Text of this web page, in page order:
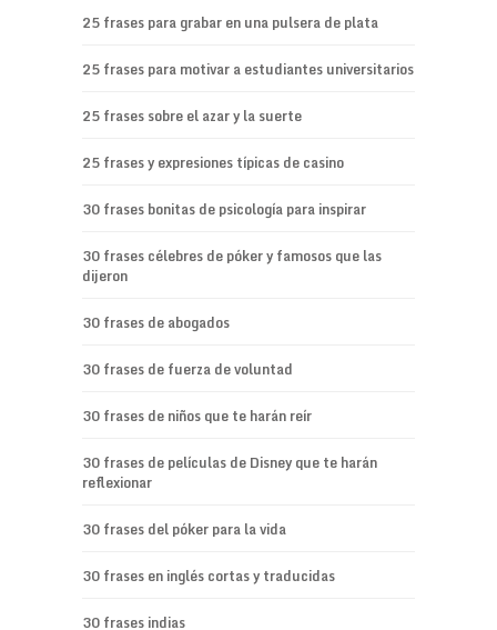
25 frases para grabar en una pulsera de plata
25 frases para motivar a estudiantes universitarios
25 frases sobre el azar y la suerte
25 frases y expresiones típicas de casino
30 frases bonitas de psicología para inspirar
30 frases célebres de póker y famosos que las
dijeron
30 frases de abogados
30 frases de fuerza de voluntad
30 frases de niños que te harán reír
30 frases de películas de Disney que te harán
reflexionar
30 frases del póker para la vida
30 frases en inglés cortas y traducidas
30 frases indias